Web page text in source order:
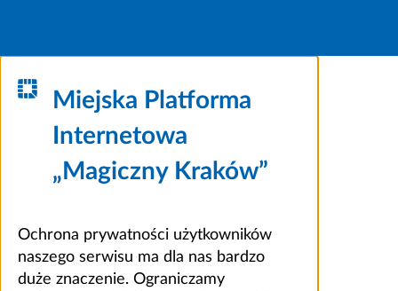
Miejska Platforma
Internetowa
„Magiczny Kraków”
Ochrona prywatności użytkowników
naszego serwisu ma dla nas bardzo
duże znaczenie. Ograniczamy